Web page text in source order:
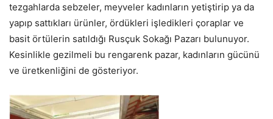
tezgahlarda sebzeler, meyveler kadınların yetiştirip ya da
yapıp sattıkları ürünler, ördükleri işledikleri çoraplar ve
basit örtülerin satıldığı Rusçuk Sokağı Pazarı bulunuyor.
Kesinlikle gezilmeli bu rengarenk pazar, kadınların gücünü
ve üretkenliğini de gösteriyor.